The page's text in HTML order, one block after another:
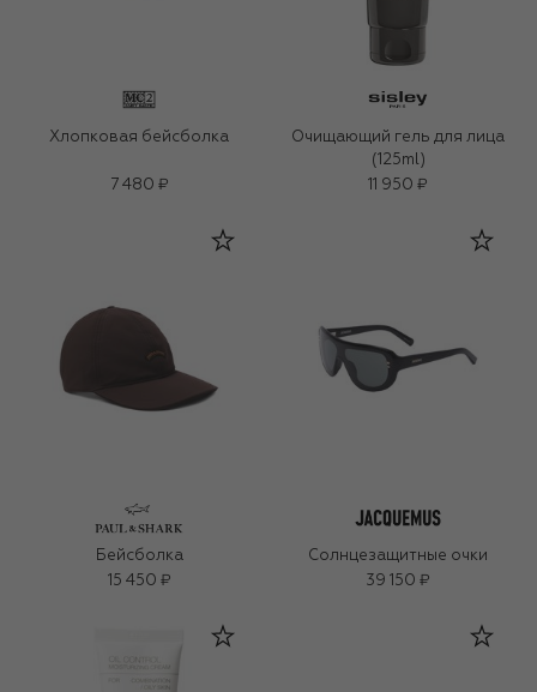
Хлопковая бейсболка
7 480 ₽
Очищающий гель для лица
(125ml)
11 950 ₽
Бейсболка
15 450 ₽
Солнцезащитные очки
39 150 ₽